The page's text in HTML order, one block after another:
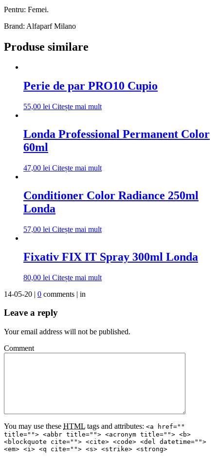
Pentru: Femei.
Brand: Alfaparf Milano
Produse similare
Perie de par PRO10 Cupio
55,00 lei Citește mai mult
Londa Professional Permanent Color
60ml
47,00 lei Citește mai mult
Conditioner Color Radiance 250ml
Londa
57,00 lei Citește mai mult
Fixativ FIX IT Spray 300ml Londa
80,00 lei Citește mai mult
14-05-20 | 0 comments | in
Leave a reply
Your email address will not be published.
Comment
You may use these HTML tags and attributes: <a href=""
title=""> <abbr title=""> <acronym title=""> <b>
<blockquote cite=""> <cite> <code> <del datetime="">
<em> <i> <q cite=""> <s> <strike> <strong>